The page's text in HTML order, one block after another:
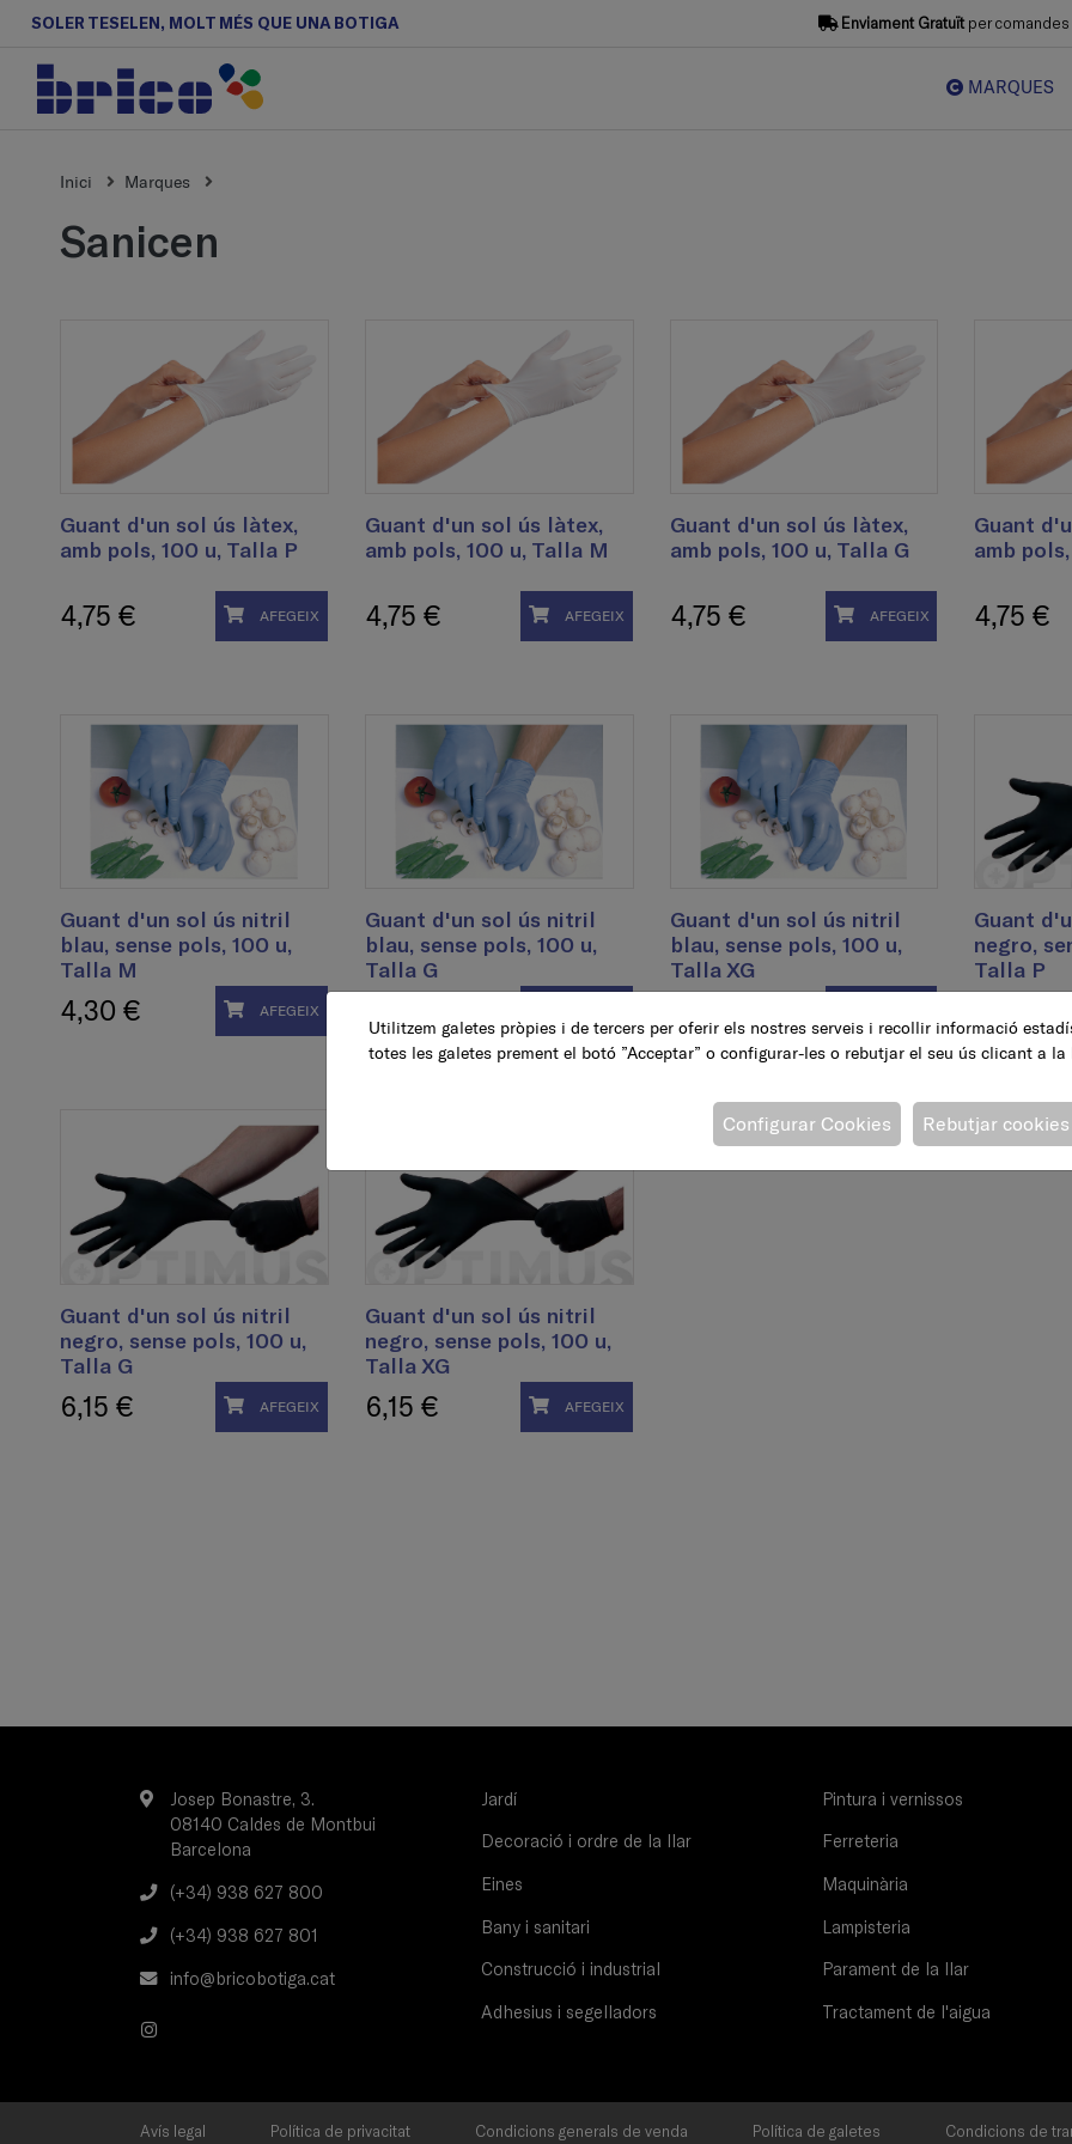
SOLER TESELEN, MOLT MÉS QUE UNA BOTIGA Enviament Gratuïtper comandes
MARQUES
Inici Marques
sanicen
Guant d'un sol ús làtex,
amb pols, 100 u, Talla P
4,75 € AFEGEIX
Guant d'un sol ús làtex,
amb pols, 100 u, Talla M
4,75 € AFEGEIX
Guant d'un sol ús làtex,
amb pols, 100 u, Talla G
4,75 € AFEGEIX
Guant
amb
4,75 €
Guant d'un sol ús nitril
blau, sense pols, 100 u,
Talla M
4,30 € AFEGEIX
Guant d'un sol ús nitril
blau, sense pols, 100 u,
Talla G
Guant d'un sol ús nitril
blau, sense pols, 100 u,
Talla XG
Guant
negro,
Talla P
Guant d'un sol ús nitril
negro, sense pols, 100 u,
Talla G
6,15 € AFEGEIX
Guant d'un sol ús nitril
negro, sense pols, 100 u,
Talla XG
6,15 € AFEGEIX
Josep Bonastre, 3.
08140 Caldes de Montbui
Barcelona
(+34) 938 627 800
(+34) 938 627 801
info@bricobotiga.cat
Jardí Pintura i vernissos
Decoració i ordre de la llar Ferreteria
Eines Maquinària
Bany i sanitari Lampisteria
Construcció i industrial Parament de la llar
Adhesius i segelladors Tractament de l'aigua
Avís legal Política de privacitat Condicions generals de venda Política de galetes Condicions de
Utilitzem galetes pròpies i de tercers per oferir els nostres serveis i recollir informació
totes les galetes prement el botó ”Acceptar” o configurar-les o rebutjar el seu ús clicant a la
Rebutjar cookies
Configurar Cookies